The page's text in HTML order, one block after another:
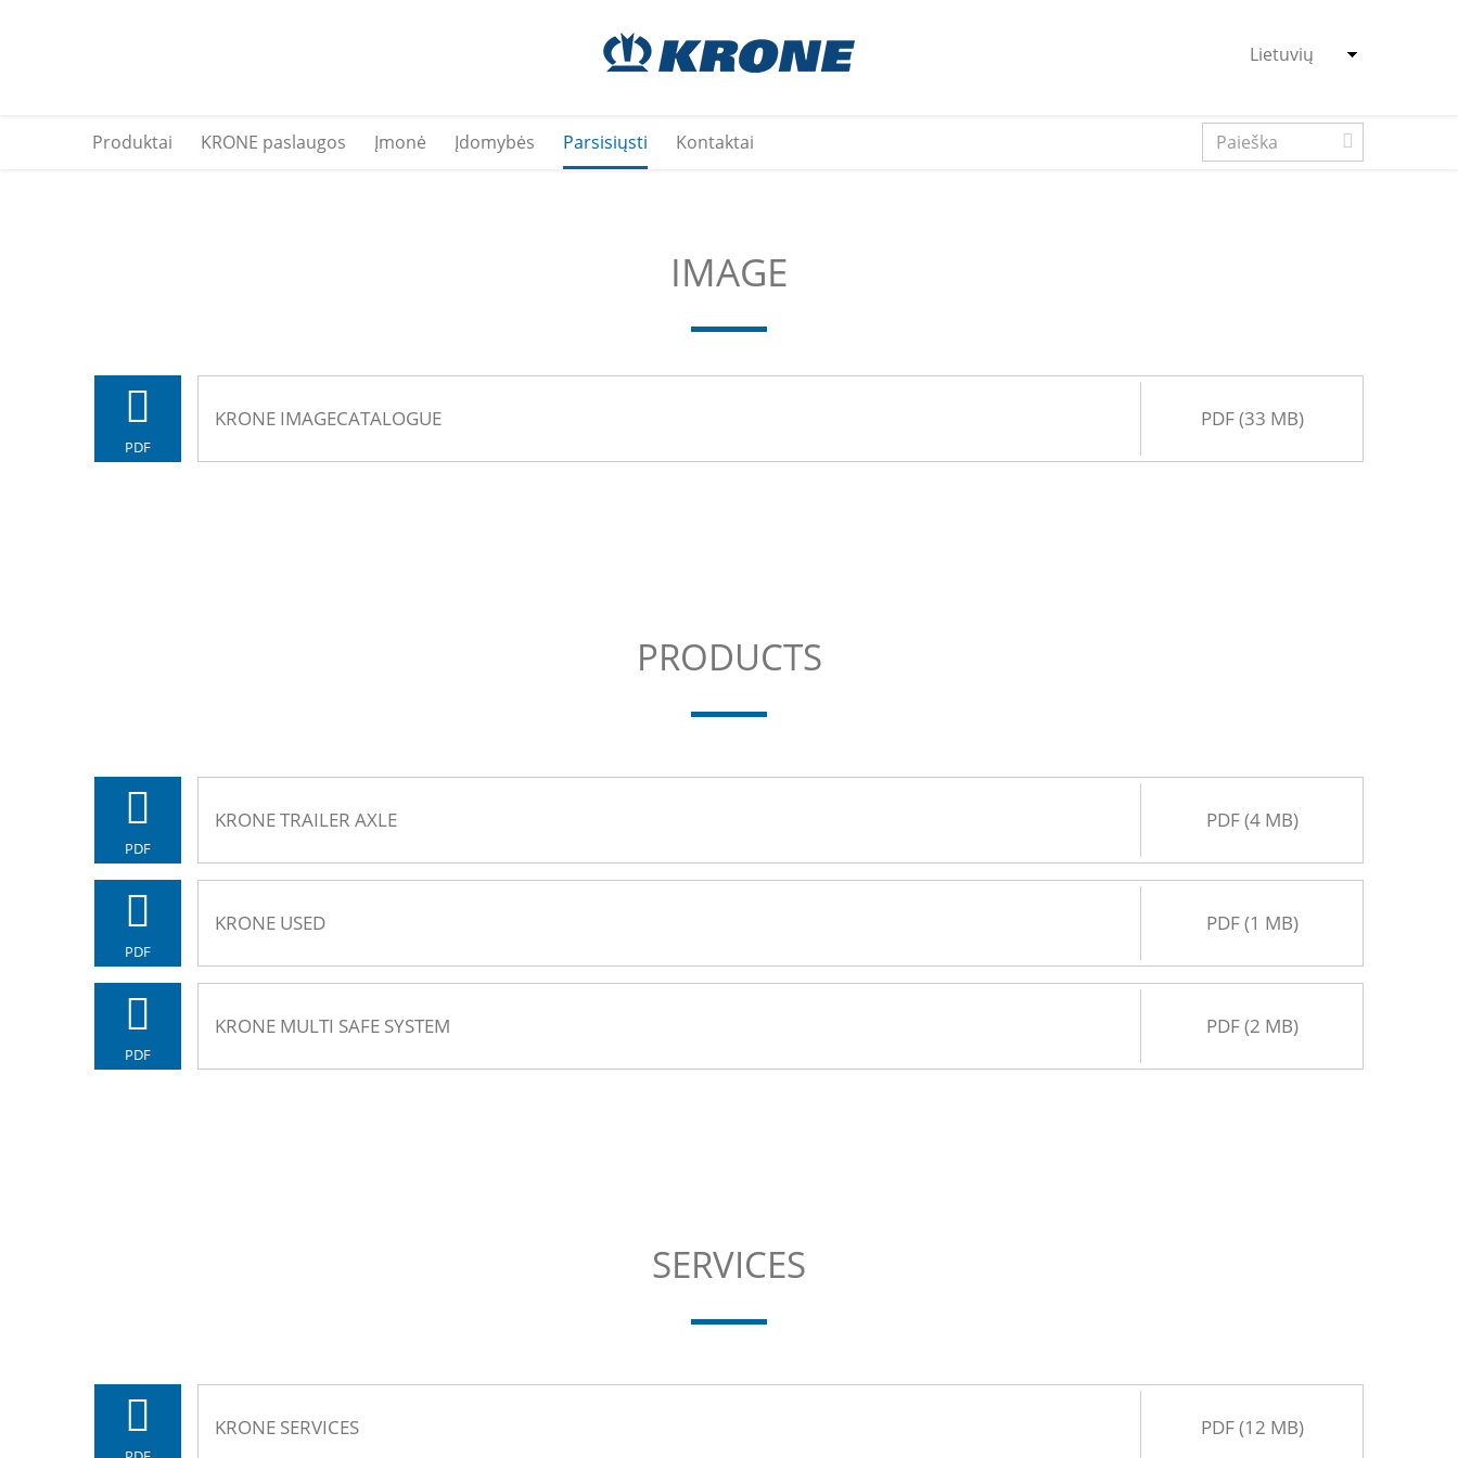
Produktai KRONE paslaugos Įmonė Įdomybės Parsisiųsti Kontaktai
IMAGE
PDF
KRONE IMAGECATALOGUE PDF (33 MB)
PRODUCTS
PDF
KRONE TRAILER AXLE PDF (4 MB)
PDF
KRONE USED PDF (1 MB)
PDF
KRONE MULTI SAFE SYSTEM PDF (2 MB)
SERVICES
KRONE SERVICES PDF (12 MB)